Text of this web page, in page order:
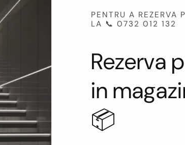
PENTRU A REZERVA
LA 📞 0732 012 132
Rezerva
in
📦